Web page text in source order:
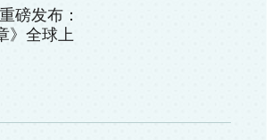
磅发布：
》全球上